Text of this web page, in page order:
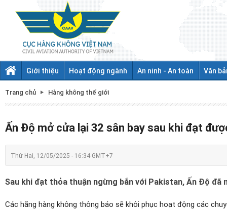
Giới thiệu Hoạt động ngành An ninh - An toàn Văn
Trang chủ Hàng không thế giới
Ấn Độ mở cửa lại 32 sân bay sau khi đạt
Thứ Hai, 12/05/2025 - 16:34 GMT+7
Sau khi đạt thỏa thuận ngừng bắn với Pakistan, Ấn Độ đã
Các hãng hàng không thông báo sẽ khôi phục hoạt động các